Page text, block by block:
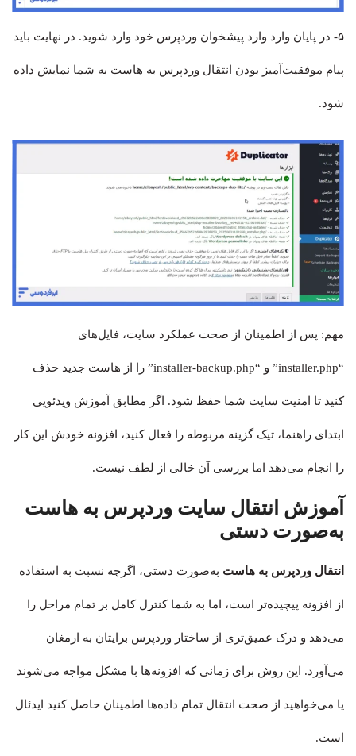
۵- در پایان وارد وارد پیشخوان وردپرس خود وارد شوید. در نهایت باید
پیام موفقیت‌آمیز بودن انتقال وردپرس به هاست به شما نمایش داده
شود.
مهم: پس از اطمینان از صحت عملکرد سایت، فایل‌های
“installer.php” و “installer-backup.php” را از هاست جدید حذف
کنید تا امنیت سایت شما حفظ شود. اگر مطابق آموزش ویدئویی
ابتدای راهنما، تیک گزینه مربوطه را فعال کنید، افزونه خودش این کار
را انجام می‌دهد اما بررسی آن خالی از لطف نیست.
آموزش انتقال سایت وردپرس به هاست
به‌صورت دستی
انتقال وردپرس به هاست به‌صورت دستی، اگرچه نسبت به استفاده
از افزونه پیچیده‌تر است، اما به شما کنترل کامل بر تمام مراحل را
می‌دهد و درک عمیق‌تری از ساختار وردپرس برایتان به ارمغان
می‌آورد. این روش برای زمانی که افزونه‌ها با مشکل مواجه می‌شوند
یا می‌خواهید از صحت انتقال تمام داده‌ها اطمینان حاصل کنید ایدئال
است.